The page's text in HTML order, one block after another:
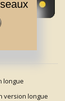
longue
version longue